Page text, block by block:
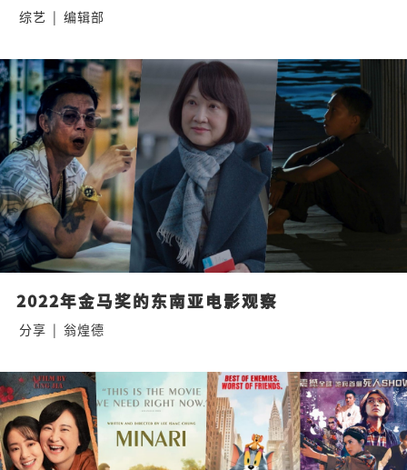
综艺 | 编辑部
2022年金马奖的东南亚电影观察
分享 | 翁煌德